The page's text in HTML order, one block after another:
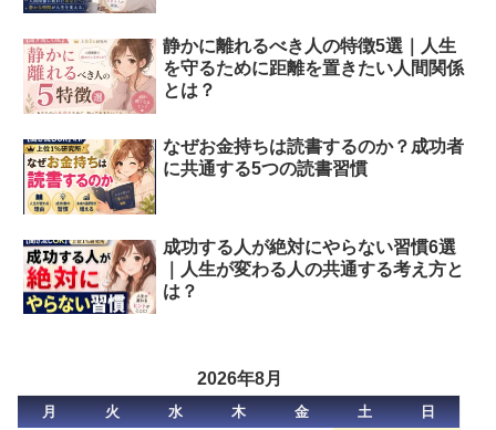
静かに離れるべき人の特徴5選｜人生
を守るために距離を置きたい人間関係
とは？
なぜお金持ちは読書するのか？成功者
に共通する5つの読書習慣
成功する人が絶対にやらない習慣6選
｜人生が変わる人の共通する考え方と
は？
2026年8月
月 火 水 木 金 土
日